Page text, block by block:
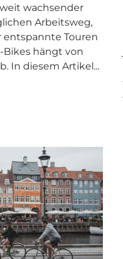
wachsender
Arbeitsweg,
Touren
Bikes hängt von
In diesem Artikel...